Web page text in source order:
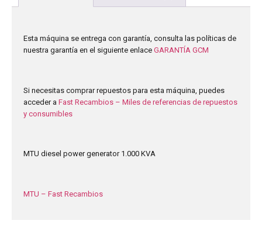
Esta máquina se entrega con garantía, consulta las políticas de
nuestra garantía en el siguiente enlace GARANTÍA GCM
Si necesitas comprar repuestos para esta máquina, puedes
acceder a Fast Recambios – Miles de referencias de repuestos
y consumibles
MTU diesel power generator 1.000 KVA
MTU – Fast Recambios